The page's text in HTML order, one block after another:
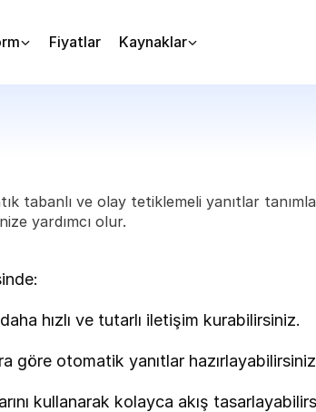
Fiyatlar Kaynaklar
tabanlı ve olay tetiklemeli yanıtlar
yardımcı olur.
hızlı ve tutarlı iletişim kurabilirsiniz.
göre otomatik yanıtlar
kullanarak kolayca akış